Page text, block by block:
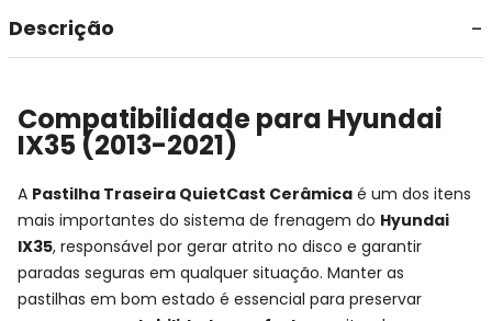
Descrição
Compatibilidade para Hyundai
IX35 (2013-2021)
A Pastilha Traseira QuietCast Cerâmica é um dos itens
mais importantes do sistema de frenagem do Hyundai
IX35, responsável por gerar atrito no disco e garantir
paradas seguras em qualquer situação. Manter as
pastilhas em bom estado é essencial para preservar